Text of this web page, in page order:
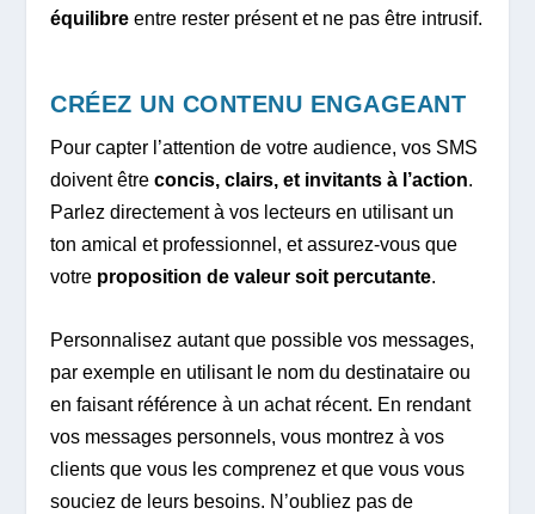
équilibre entre rester présent et ne pas être intrusif.
CRÉEZ UN CONTENU ENGAGEANT
Pour capter l’attention de votre audience, vos SMS
doivent êtreconcis, clairs, et invitants à l’action.
Parlez directement à vos lecteurs en utilisant un
ton amical et professionnel, et assurez-vous que
votre proposition de valeur soit percutante.
Personnalisez autant que possible vos messages,
par exemple en utilisant le nom du destinataire ou
en faisant référence à un achat récent. En rendant
vos messages personnels, vous montrez à vos
clients que vous les comprenez et que vous vous
souciez de leurs besoins. N’oubliez pas de